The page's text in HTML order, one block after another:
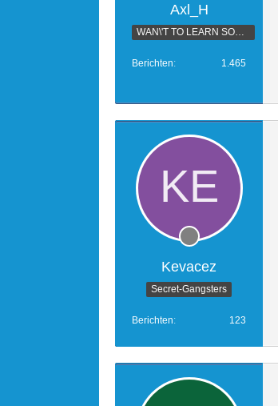
Axl_H
WAN\'T TO LEARN SOMETHING
Berichten 1.465
Kevacez
Secret-Gangsters
Berichten 123